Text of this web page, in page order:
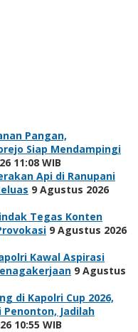
Pangan,
Siap Mendampingi
11:08 WIB
Api di Ranupani
9 Agustus 2026
Tegas Konten
9 Agustus 2026
Kawal Aspirasi
9 Agustus
di Kapolri Cup 2026,
Penonton, Jadilah
10:55 WIB